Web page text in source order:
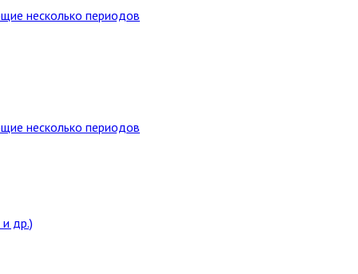
несколько периодов
несколько периодов
др.)